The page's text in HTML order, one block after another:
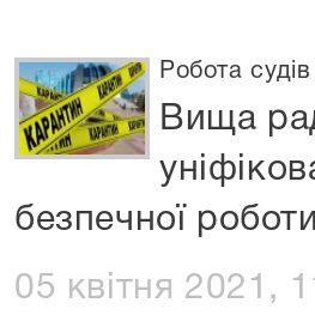
Робота
Вища
безпечної
05 квітня 2021,